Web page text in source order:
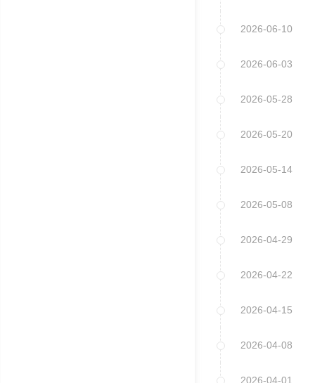
2026-06-10
2026-06-03
2026-05-28
2026-05-20
2026-05-14
2026-05-08
2026-04-29
2026-04-22
2026-04-15
2026-04-08
2026-04-01